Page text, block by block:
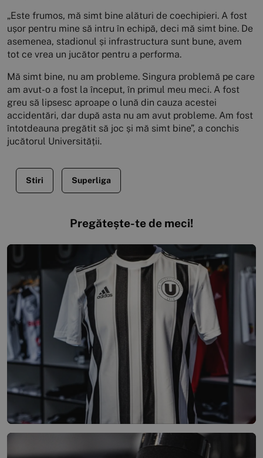
„Este frumos, mă simt bine alături de coechipieri. A fost
ușor pentru mine să intru în echipă, deci mă simt bine. De
asemenea, stadionul și infrastructura sunt bune, avem
tot ce vrea un jucător pentru a performa.
Mă simt bine, nu am probleme. Singura problemă pe care
am avut-o a fost la început, în primul meu meci. A fost
greu să lipsesc aproape o lună din cauza acestei
accidentări, dar după asta nu am avut probleme. Am fost
întotdeauna pregătit să joc și mă simt bine”, a conchis
jucătorul Universității.
Stiri Superliga
Pregătește-te de meci!